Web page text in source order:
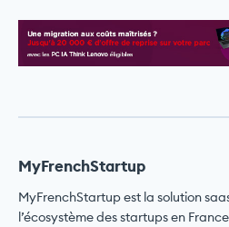
MyFrenchStartup
MyFrenchStartup est la solution
l’écosystème des startups en